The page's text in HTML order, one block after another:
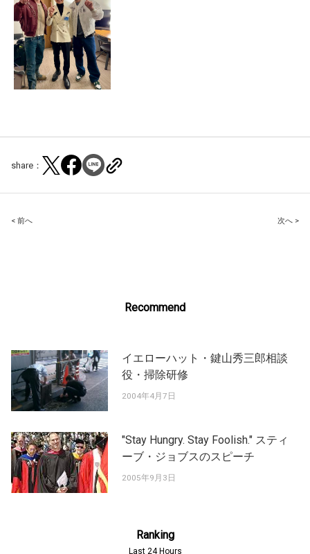
share：
Post
< 前へ 次へ >
Recommend
イエローハット・鍵山秀三郎相談
役・掃除研修
2004年4月7日
"Stay Hungry. Stay Foolish." スティ
ーブ・ジョブスのスピーチ
2005年9月3日
Ranking
Last 24 Hours